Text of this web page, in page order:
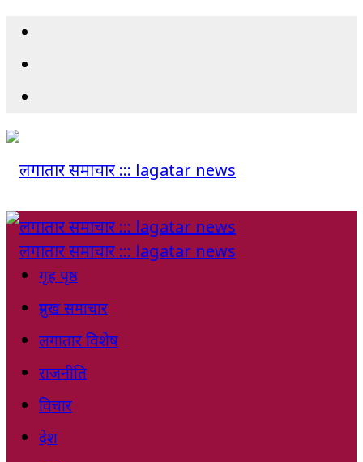
गृह पृष्ठ
प्रमुख समाचार
लगातार विशेष
राजनीति
विचार
देश